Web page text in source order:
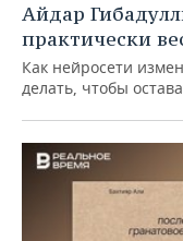
Айдар
практически
Как нейросети
делать, чтобы